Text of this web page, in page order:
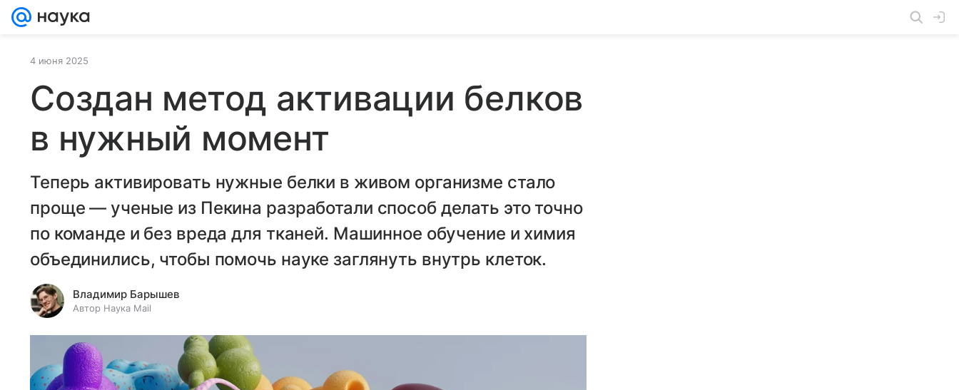
4 июня 2025
Создан метод активации белков
в нужный момент
Теперь активировать нужные белки в живом организме стало
проще — ученые из Пекина разработали способ делать это точно
по команде и без вреда для тканей. Машинное обучение и химия
объединились, чтобы помочь науке заглянуть внутрь клеток.
Владимир Барышев
Автор Наука Mail